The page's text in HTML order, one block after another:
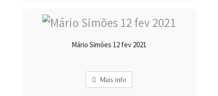
Mário Simões 12 fev 2021
Mais info